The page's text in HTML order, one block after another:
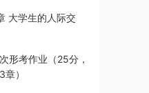
大学生的人际交
形考作业（25分，
）